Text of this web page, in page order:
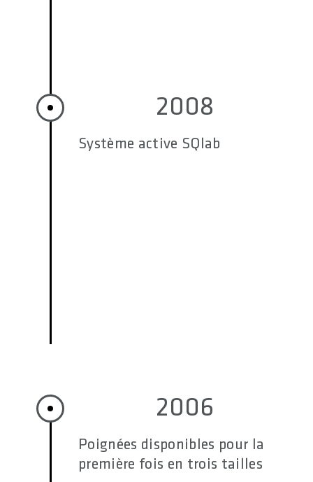
2008
Système active SQlab
2006
Poignées disponibles pour la
première fois en trois tailles